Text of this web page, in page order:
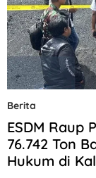
Berita
ESDM Raup
76.742 Ton
Hukum di